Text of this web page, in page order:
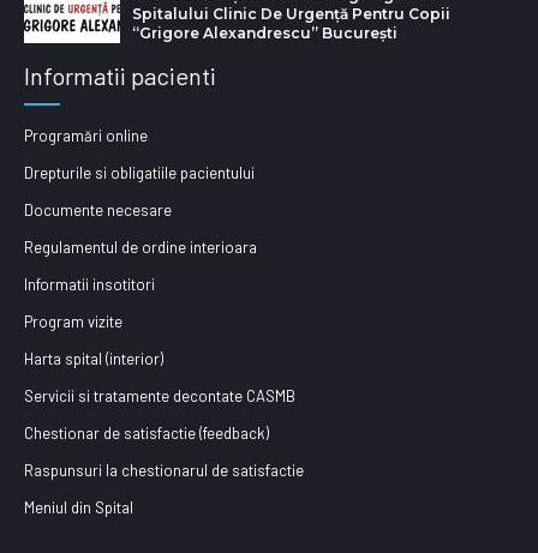
Spitalului Clinic De Urgență Pentru Copii
“Grigore Alexandrescu” Bucureşti
Informatii pacienti
Programări online
Drepturile si obligatiile pacientului
Documente necesare
Regulamentul de ordine interioara
Informatii insotitori
Program vizite
Harta spital (interior)
Servicii si tratamente decontate CASMB
Chestionar de satisfactie (feedback)
Raspunsuri la chestionarul de satisfactie
Meniul din Spital